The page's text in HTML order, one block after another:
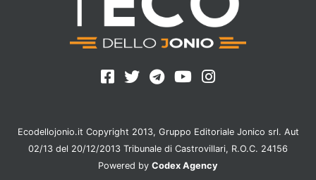
Ecodellojonio.it Copyright 2013, Gruppo Editoriale Jonico srl. Aut
02/13 del 20/12/2013 Tribunale di Castrovillari, R.O.C. 24156
Powered by Codex Agency